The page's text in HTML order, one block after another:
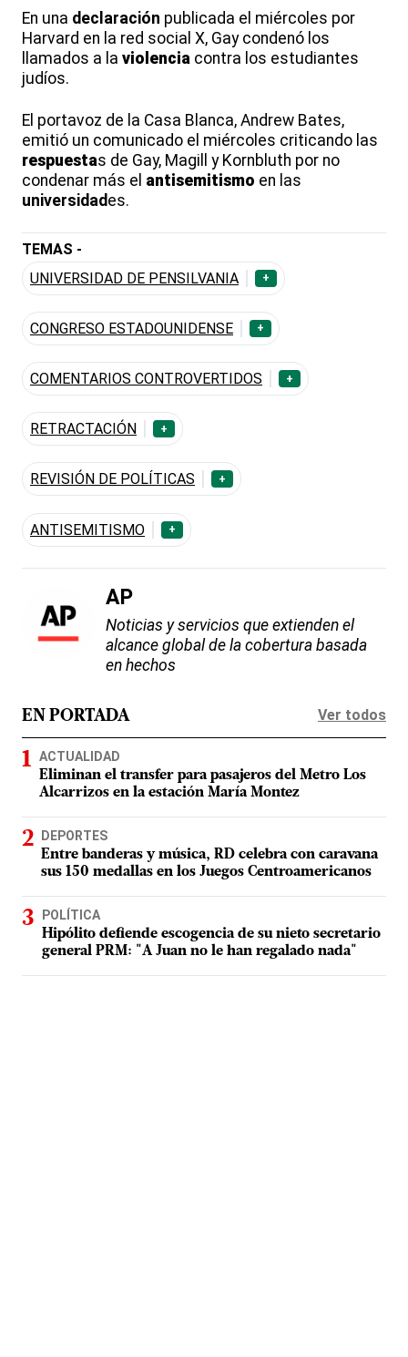
En una declaración publicada el miércoles por
Harvard en la red social X, Gay condenó los
llamados a la violencia contra los estudiantes
judíos.
El portavoz de la Casa Blanca, Andrew Bates,
emitió un comunicado el miércoles criticando las
respuestas de Gay, Magill y Kornbluth por no
condenar más el antisemitismo en las
universidades.
TEMAS -
UNIVERSIDAD DE PENSILVANIA
+
CONGRESO ESTADOUNIDENSE +
COMENTARIOS CONTROVERTIDOS +
RETRACTACIÓN +
REVISIÓN DE POLÍTICAS +
ANTISEMITISMO +
AP
Noticias y servicios que extienden el
alcance global de la cobertura basada
en hechos
EN PORTADA Ver todos
ACTUALIDAD
Eliminan el transfer para pasajeros del Metro Los
Alcarrizos en la estación María Montez
DEPORTES
Entre banderas y música, RD celebra con caravana
sus 150 medallas en los Juegos Centroamericanos
POLÍTICA
Hipólito defiende escogencia de su nieto secretario
general PRM: "A Juan no le han regalado nada"